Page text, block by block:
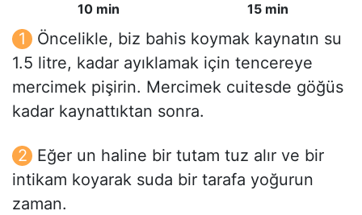
10 min
15 min
Öncelikle, biz bahis koymak kaynatın su
1.5 litre, kadar ayıklamak için tencereye
mercimek pişirin. Mercimek cuitesde göğüs
kadar kaynattıktan sonra.
Eğer un haline bir tutam tuz alır ve bir
intikam koyarak suda bir tarafa yoğurun
zaman.